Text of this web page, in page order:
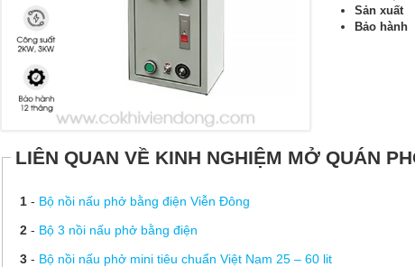
Sản
Bảo
LIÊN QUAN VỀ KINH NGHIỆM MỞ QUÁN
1- Bộ nồi nấu phở bằng điện Viễn Đông
2- Bộ 3 nồi nấu phở bằng điện
3- Bộ nồi nấu phở mini tiêu chuẩn Việt Nam 25 – 60 lit